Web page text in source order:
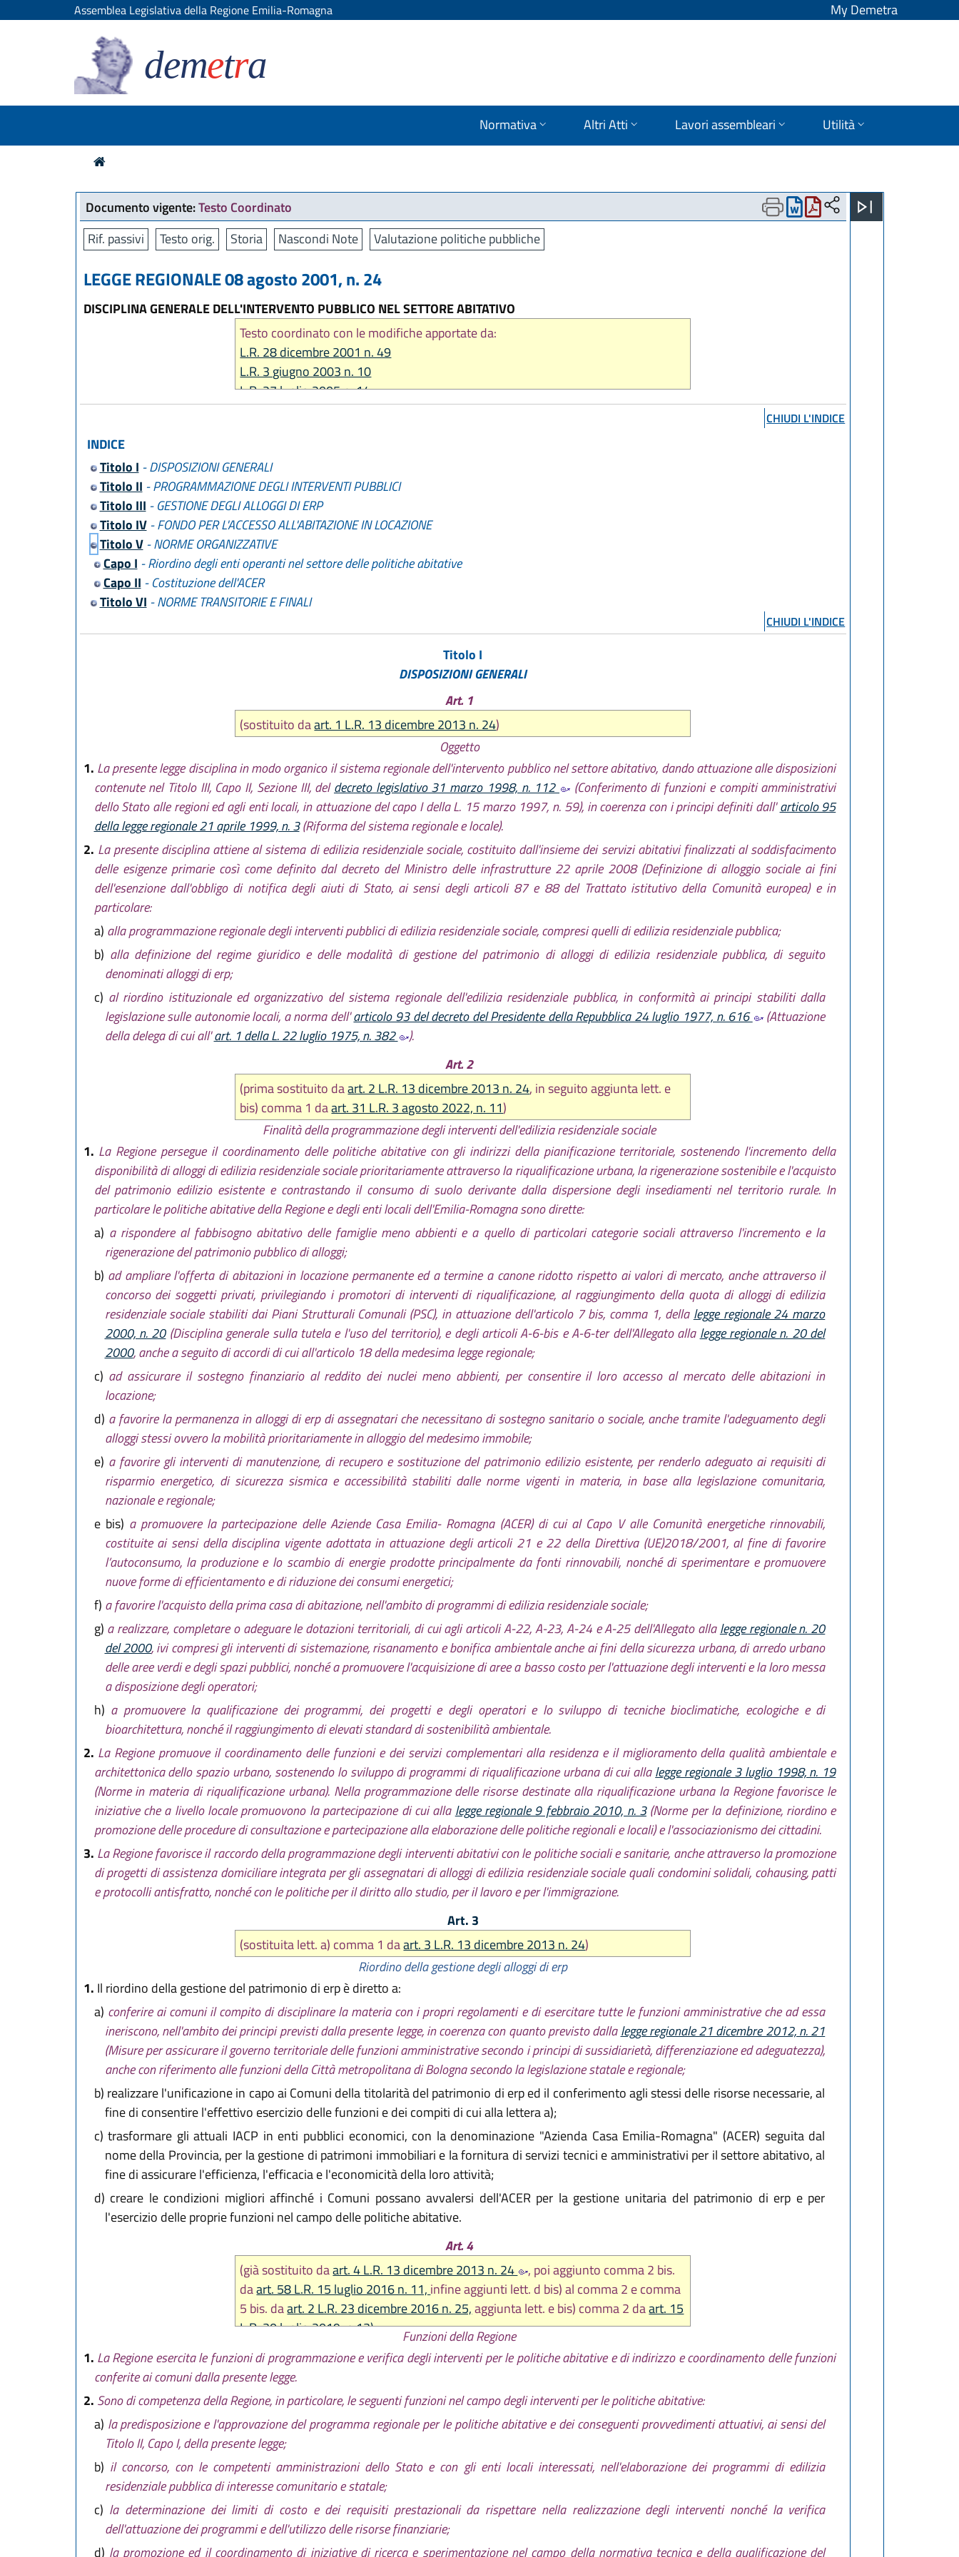
Assemblea Legislativa della Regione Emilia-Romagna My Demetra
demetra
Normativa Altri Atti Lavori assembleari Utilità
Documento vigente:Testo Coordinato
Rif. passivi
Testo orig. Storia Nascondi Note Valutazione politiche pubbliche
LEGGE REGIONALE 08 agosto 2001, n. 24
DISCIPLINA GENERALE DELL'INTERVENTO PUBBLICO NEL SETTORE ABITATIVO
Testo coordinato con le modifiche apportate da:
L.R. 28 dicembre 2001 n. 49
L.R. 3 giugno 2003 n. 10
L.R. 27 luglio 2005 n. 14
L.R. 22 dicembre 2005 n. 20
L.R. 22 dicembre 2011 n. 21
L.R. 13 dicembre 2013 n. 24
L.R. 27 giugno 2014 n. 7
L.R. 30 aprile 2015 n. 2
L.R. 15 luglio 2016 n. 11
L.R. 23 dicembre 2016 n. 25
L.R. 1 agosto 2017, n. 18
L.R. 22 ottobre 2018, n. 14
L.R. 11 giugno 2026, n. 6
CHIUDI L'INDICE
INDICE
Titolo I - DISPOSIZIONI GENERALI
Titolo II - PROGRAMMAZIONE DEGLI INTERVENTI PUBBLICI
Titolo III - GESTIONE DEGLI ALLOGGI DI ERP
Titolo IV- FONDO PER L'ACCESSO ALL'ABITAZIONE IN LOCAZIONE
Titolo V- NORME ORGANIZZATIVE
Capo I - Riordino degli enti operanti nel settore delle politiche abitative
Capo II - Costituzione dell'ACER
Titolo VI - NORME TRANSITORIE E FINALI
CHIUDI L'INDICE
Titolo I
DISPOSIZIONI GENERALI
Art. 1
(sostituito daart. 1 L.R. 13 dicembre 2013 n. 24)
Oggetto
1. La presente legge disciplina in modo organico il sistema regionale dell'intervento pubblico nel settore abitativo, dando attuazione alle disposizioni
contenute nel Titolo III, Capo II, Sezione III, deldecreto legislativo 31 marzo 1998, n. 112
(Conferimento di funzioni e compiti amministrativi
dello Stato alle regioni ed agli enti locali, in attuazione del capo I della L. 15 marzo 1997, n. 59), in coerenza con i principi definiti dall'articolo 95
della legge regionale 21 aprile 1999, n. 3(Riforma del sistema regionale e locale).
2. La presente disciplina attiene al sistema di edilizia residenziale sociale, costituito dall'insieme dei servizi abitativi finalizzati al soddisfacimento
delle esigenze primarie così come definito dal decreto del Ministro delle infrastrutture 22 aprile 2008 (Definizione di alloggio sociale ai fini
dell'esenzione dall'obbligo di notifica degli aiuti di Stato, ai sensi degli articoli 87 e 88 del Trattato istitutivo della Comunità europea) e in
particolare:
a) alla programmazione regionale degli interventi pubblici di edilizia residenziale sociale, compresi quelli di edilizia residenziale pubblica;
b) alla definizione del regime giuridico e delle modalità di gestione del patrimonio di alloggi di edilizia residenziale pubblica, di seguito
denominati alloggi di erp;
c) al riordino istituzionale ed organizzativo del sistema regionale dell'edilizia residenziale pubblica, in conformità ai principi stabiliti dalla
legislazione sulle autonomie locali, a norma dell'articolo 93 del decreto del Presidente della Repubblica 24 luglio 1977, n. 616
(Attuazione
della delega di cui all'art. 1 della L. 22 luglio 1975, n. 382
).
Art. 2
(prima sostituito daart. 2 L.R. 13 dicembre 2013 n. 24, in seguito aggiunta lett. e
bis) comma 1 daart. 31 L.R. 3 agosto 2022, n. 11)
Finalità della programmazione degli interventi dell'edilizia residenziale sociale
1. La Regione persegue il coordinamento delle politiche abitative con gli indirizzi della pianificazione territoriale, sostenendo l'incremento della
disponibilità di alloggi di edilizia residenziale sociale prioritariamente attraverso la riqualificazione urbana, la rigenerazione sostenibile e l'acquisto
del patrimonio edilizio esistente e contrastando il consumo di suolo derivante dalla dispersione degli insediamenti nel territorio rurale. In
particolare le politiche abitative della Regione e degli enti locali dell'Emilia-Romagna sono dirette:
a) a rispondere al fabbisogno abitativo delle famiglie meno abbienti e a quello di particolari categorie sociali attraverso l'incremento e la
rigenerazione del patrimonio pubblico di alloggi;
b) ad ampliare l'offerta di abitazioni in locazione permanente ed a termine a canone ridotto rispetto ai valori di mercato, anche attraverso il
concorso dei soggetti privati, privilegiando i promotori di interventi di riqualificazione, al raggiungimento della quota di alloggi di edilizia
residenziale sociale stabiliti dai Piani Strutturali Comunali (PSC), in attuazione dell'articolo 7 bis, comma 1, della legge regionale 24 marzo
2000, n. 20(Disciplina generale sulla tutela e l'uso del territorio), e degli articoli A-6-bis e A-6-ter dell'Allegato alla legge regionale n. 20 del
2000, anche a seguito di accordi di cui all'articolo 18 della medesima legge regionale;
c) ad assicurare il sostegno finanziario al reddito dei nuclei meno abbienti, per consentire il loro accesso al mercato delle abitazioni in
locazione;
d) a favorire la permanenza in alloggi di erp di assegnatari che necessitano di sostegno sanitario o sociale, anche tramite l'adeguamento degli
alloggi stessi ovvero la mobilità prioritariamente in alloggio del medesimo immobile;
e) a favorire gli interventi di manutenzione, di recupero e sostituzione del patrimonio edilizio esistente, per renderlo adeguato ai requisiti di
risparmio energetico, di sicurezza sismica e accessibilità stabiliti dalle norme vigenti in materia, in base alla legislazione comunitaria,
nazionale e regionale;
e bis) a promuovere la partecipazione delle Aziende Casa Emilia- Romagna (ACER) di cui al Capo V alle Comunità energetiche rinnovabili,
costituite ai sensi della disciplina vigente adottata in attuazione degli articoli 21 e 22 della Direttiva (UE)2018/2001, al fine di favorire
l’autoconsumo, la produzione e lo scambio di energie prodotte principalmente da fonti rinnovabili, nonché di sperimentare e promuovere
nuove forme di efficientamento e di riduzione dei consumi energetici;
f) a favorire l'acquisto della prima casa di abitazione, nell'ambito di programmi di edilizia residenziale sociale;
g) a realizzare, completare o adeguare le dotazioni territoriali, di cui agli articoli A-22, A-23, A-24 e A-25 dell'Allegato allalegge regionale n. 20
del 2000, ivi compresi gli interventi di sistemazione, risanamento e bonifica ambientale anche ai fini della sicurezza urbana, di arredo urbano
delle aree verdi e degli spazi pubblici, nonché a promuovere l'acquisizione di aree a basso costo per l'attuazione degli interventi e la loro messa
a disposizione degli operatori;
h) a promuovere la qualificazione dei programmi, dei progetti e degli operatori e lo sviluppo di tecniche bioclimatiche, ecologiche e di
bioarchitettura, nonché il raggiungimento di elevati standard di sostenibilità ambientale.
2. La Regione promuove il coordinamento delle funzioni e dei servizi complementari alla residenza e il miglioramento della qualità ambientale e
architettonica dello spazio urbano, sostenendo lo sviluppo di programmi di riqualificazione urbana di cui allalegge regionale 3 luglio 1998, n. 19
(Norme in materia di riqualificazione urbana). Nella programmazione delle risorse destinate alla riqualificazione urbana la Regione favorisce le
iniziative che a livello locale promuovono la partecipazione di cui alla legge regionale 9 febbraio 2010, n. 3(Norme per la definizione, riordino e
promozione delle procedure di consultazione e partecipazione alla elaborazione delle politiche regionali e locali) e l'associazionismo dei cittadini.
3. La Regione favorisce il raccordo della programmazione degli interventi abitativi con le politiche sociali e sanitarie, anche attraverso la promozione
di progetti di assistenza domiciliare integrata per gli assegnatari di alloggi di edilizia residenziale sociale quali condomini solidali, cohausing, patti
e protocolli antisfratto, nonché con le politiche per il diritto allo studio, per il lavoro e per l'immigrazione.
Art. 3
(sostituita lett. a) comma 1 daart. 3 L.R. 13 dicembre 2013 n. 24)
Riordino della gestione degli alloggi di erp
1. Il riordino della gestione del patrimonio di erp è diretto a:
a) conferire ai comuni il compito di disciplinare la materia con i propri regolamenti e di esercitare tutte le funzioni amministrative che ad essa
ineriscono, nell'ambito dei principi previsti dalla presente legge, in coerenza con quanto previsto dallalegge regionale 21 dicembre 2012, n. 21
(Misure per assicurare il governo territoriale delle funzioni amministrative secondo i principi di sussidiarietà, differenziazione ed adeguatezza),
anche con riferimento alle funzioni della Città metropolitana di Bologna secondo la legislazione statale e regionale;
b) realizzare l'unificazione in capo ai Comuni della titolarità del patrimonio di erp ed il conferimento agli stessi delle risorse necessarie, al
fine di consentire l'effettivo esercizio delle funzioni e dei compiti di cui alla lettera a);
c) trasformare gli attuali IACP in enti pubblici economici, con la denominazione "Azienda Casa Emilia-Romagna" (ACER) seguita dal
nome della Provincia, per la gestione di patrimoni immobiliari e la fornitura di servizi tecnici e amministrativi per il settore abitativo, al
fine di assicurare l'efficienza, l'efficacia e l'economicità della loro attività;
d) creare le condizioni migliori affinché i Comuni possano avvalersi dell'ACER per la gestione unitaria del patrimonio di erp e per
l'esercizio delle proprie funzioni nel campo delle politiche abitative.
Art. 4
(già sostituito daart. 4 L.R. 13 dicembre 2013 n. 24
, poi aggiunto comma 2 bis.
daart. 58 L.R. 15 luglio 2016 n. 11, infine aggiunti lett. d bis) al comma 2 e comma
5 bis. daart. 2 L.R. 23 dicembre 2016 n. 25,aggiunta lett. e bis) comma 2 daart. 15
L.R. 30 luglio 2019, n.13)
Funzioni della Regione
1. La Regione esercita le funzioni di programmazione e verifica degli interventi per le politiche abitative e di indirizzo e coordinamento delle funzioni
conferite ai comuni dalla presente legge.
2. Sono di competenza della Regione, in particolare, le seguenti funzioni nel campo degli interventi per le politiche abitative:
a) la predisposizione e l'approvazione del programma regionale per le politiche abitative e dei conseguenti provvedimenti attuativi, ai sensi del
Titolo II, Capo I, della presente legge;
b) il concorso, con le competenti amministrazioni dello Stato e con gli enti locali interessati, nell'elaborazione dei programmi di edilizia
residenziale pubblica di interesse comunitario e statale;
c) la determinazione dei limiti di costo e dei requisiti prestazionali da rispettare nella realizzazione degli interventi nonché la verifica
dell'attuazione dei programmi e dell'utilizzo delle risorse finanziarie;
d) la promozione ed il coordinamento di iniziative di ricerca e sperimentazione nel campo della normativa tecnica e della qualificazione del